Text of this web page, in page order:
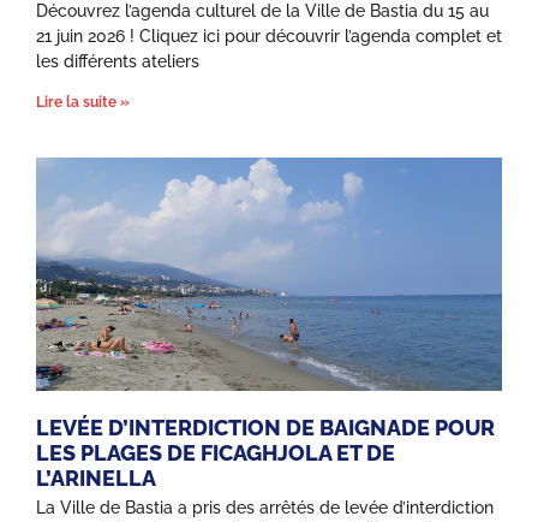
Découvrez l’agenda culturel de la Ville de Bastia du 15 au
21 juin 2026 ! Cliquez ici pour découvrir l’agenda complet et
les différents ateliers
Lire la suite »
LEVÉE D’INTERDICTION DE BAIGNADE POUR
LES PLAGES DE FICAGHJOLA ET DE
L’ARINELLA
La Ville de Bastia a pris des arrêtés de levée d’interdiction